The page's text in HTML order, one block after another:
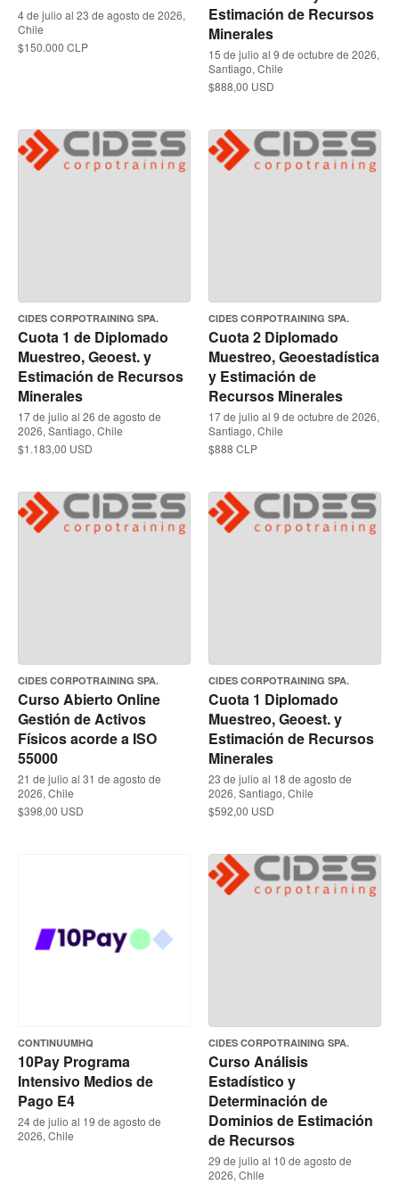
4 de julio al 23 de agosto de 2026,
Chile
$150.000 CLP
Estimación de Recursos
Minerales
15 de julio al 9 de octubre de 2026,
Santiago, Chile
$888,00 USD
CIDES CORPOTRAINING SPA.
Cuota 1 de Diplomado
Muestreo, Geoest. y
Estimación de Recursos
Minerales
17 de julio al 26 de agosto de
2026, Santiago, Chile
$1.183,00 USD
CIDES CORPOTRAINING SPA.
Cuota 2 Diplomado
Muestreo, Geoestadística
y Estimación de
Recursos Minerales
17 de julio al 9 de octubre de 2026,
Santiago, Chile
$888 CLP
CIDES CORPOTRAINING SPA.
Curso Abierto Online
Gestión de Activos
Físicos acorde a ISO
55000
21 de julio al 31 de agosto de
2026, Chile
$398,00 USD
CIDES CORPOTRAINING SPA.
Cuota 1 Diplomado
Muestreo, Geoest. y
Estimación de Recursos
Minerales
23 de julio al 18 de agosto de
2026, Santiago, Chile
$592,00 USD
CONTINUUMHQ
10Pay Programa
Intensivo Medios de
Pago E4
24 de julio al 19 de agosto de
2026, Chile
CIDES CORPOTRAINING SPA.
Curso Análisis
Estadístico y
Determinación de
Dominios de Estimación
de Recursos
29 de julio al 10 de agosto de
2026, Chile